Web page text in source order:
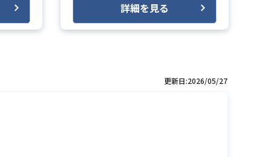
詳細を見る
更新日:2026/05/27